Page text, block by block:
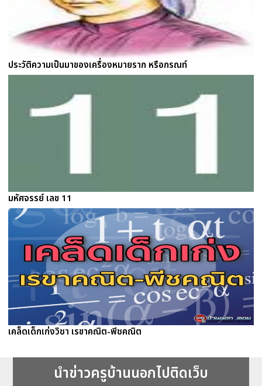
ประวัติความเป็นมาของเครื่องหมายราก หรือกรณท์
มหัศจรรย์ เลข 11
เคล็ดเด็กเก่งวิชา เรขาคณิต-พีชคณิต
นำข่าวครูบ้านนอกไปติดเว็บ